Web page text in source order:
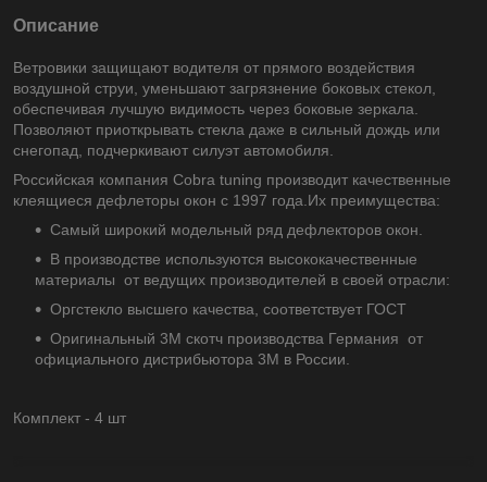
Описание
Ветровики защищают водителя от прямого воздействия
воздушной струи, уменьшают загрязнение боковых стекол,
обеспечивая лучшую видимость через боковые зеркала.
Позволяют приоткрывать стекла даже в сильный дождь или
снегопад, подчеркивают силуэт автомобиля.
Российская компания Cobra tuning производит качественные
клеящиеся дефлеторы окон с 1997 года.Их преимущества:
Самый широкий модельный ряд дефлекторов окон.
В производстве используются высококачественные
материалы от ведущих производителей в своей отрасли:
Оргстекло высшего качества, соответствует ГОСТ
Оригинальный 3М скотч производства Германия от
официального дистрибьютора 3М в России.
Комплект - 4 шт